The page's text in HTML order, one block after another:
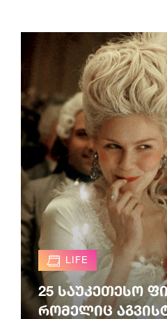
LIFE
25 საუკეთესო
რომელიც